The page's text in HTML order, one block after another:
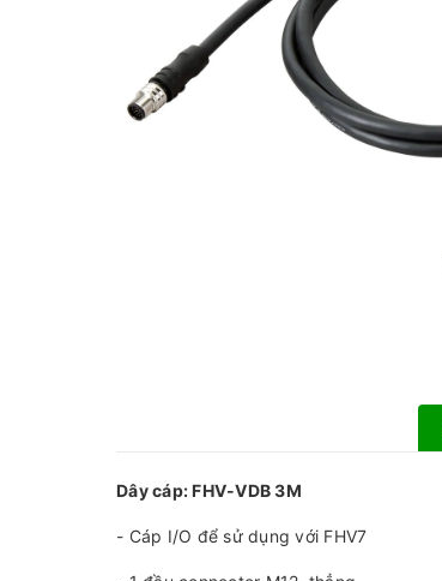
Dây cáp: FHV-VDB 3M
- Cáp I/O để sử dụng với FHV7